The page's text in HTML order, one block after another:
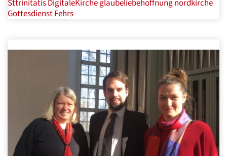
SttrinitatisDigitaleKircheglaubeliebehoffnungnordkirche
GottesdienstFehrs